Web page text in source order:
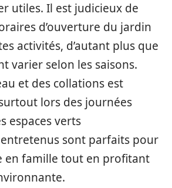
utiles. Il est judicieux de
d’ouverture du jardin
activités, d’autant plus que
varier selon les saisons.
et des collations est
lors des journées
espaces verts
sont parfaits pour
en famille tout en profitant